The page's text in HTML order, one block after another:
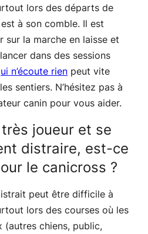
lors des départs de
à son comble. Il est
la marche en laisse et
dans des sessions
n’écoute rien peut vite
sentiers. N’hésitez pas à
canin pour vous aider.
joueur et se
distraire, est-ce
le canicross ?
peut être difficile à
lors des courses où les
(autres chiens, public,